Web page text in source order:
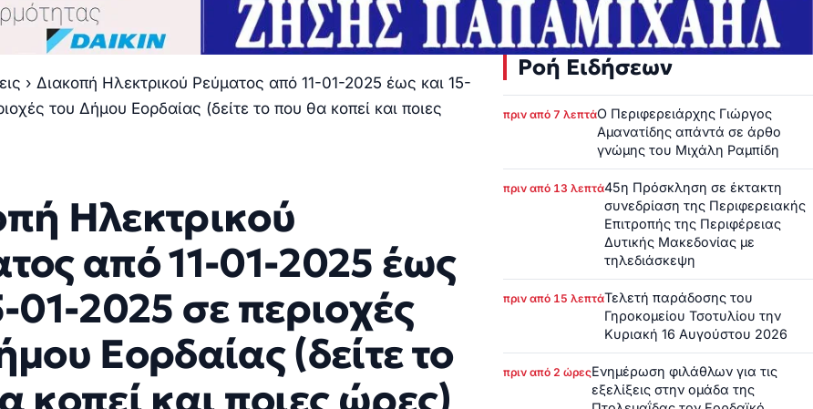
› Διακοπή Ηλεκτρικού Ρεύματος από 11-01-2025 έως και 15-
του Δήμου Εορδαίας (δείτε το που θα κοπεί και ποιες
Ηλεκτρικού
από 11-01-2025 έως
01-2025 σε περιοχές
Εορδαίας (δείτε το
Ροή Ειδήσεων
πριν από 7 λεπτάΟ Περιφερειάρχης Γιώργος
Αμανατίδης απάντά σε άρθο
γνώμης του Μιχάλη Ραμπίδη
πριν από 13 λεπτά45η Πρόσκληση σε έκτακτη
συνεδρίαση της Περιφερειακής
Επιτροπής της Περιφέρειας
Δυτικής Μακεδονίας με
τηλεδιάσκεψη
πριν από 15 λεπτάΤελετή παράδοσης του
Γηροκομείου Τσοτυλίου την
Κυριακή 16 Αυγούστου 2026
πριν από 2 ώρεςΕνημέρωση φιλάθλων για τις
εξελίξεις στην ομάδα της